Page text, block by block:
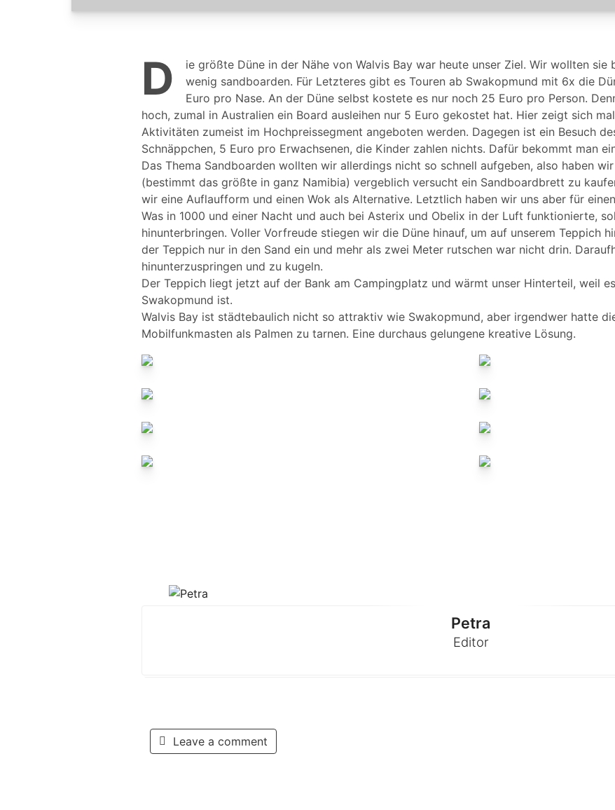
D
ie größte Düne in der Nähe von Walvis Bay war heute unser Ziel. Wir wollten sie
wenig sandboarden. Für Letzteres gibt es Touren ab Swakopmund mit 6x die
Euro pro Nase. An der Düne selbst kostete es nur noch 25 Euro pro Person.
hoch, zumal in Australien ein Board ausleihen nur 5 Euro gekostet hat. Hier zeigt sich
Aktivitäten zumeist im Hochpreissegment angeboten werden. Dagegen ist ein Besuch
Schnäppchen, 5 Euro pro Erwachsenen, die Kinder zahlen nichts. Dafür bekommt man
Das Thema Sandboarden wollten wir allerdings nicht so schnell aufgeben, also haben
(bestimmt das größte in ganz Namibia) vergeblich versucht ein Sandboardbrett zu
wir eine Auflaufform und einen Wok als Alternative. Letztlich haben wir uns aber für
Was in 1000 und einer Nacht und auch bei Asterix und Obelix in der Luft funktionierte,
hinunterbringen. Voller Vorfreude stiegen wir die Düne hinauf, um auf unserem Teppich
der Teppich nur in den Sand ein und mehr als zwei Meter rutschen war nicht drin.
hinunterzuspringen und zu kugeln.
Der Teppich liegt jetzt auf der Bank am Campingplatz und wärmt unser Hinterteil, weil
Swakopmund ist.
Walvis Bay ist städtebaulich nicht so attraktiv wie Swakopmund, aber irgendwer hatte
Mobilfunkmasten als Palmen zu tarnen. Eine durchaus gelungene kreative Lösung.
Petra
Editor
Leave a comment